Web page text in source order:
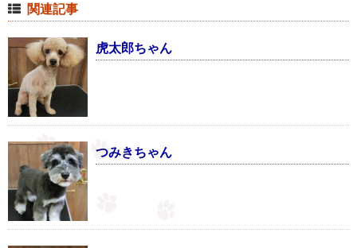
関連記事
虎太郎ちゃん
つみきちゃん